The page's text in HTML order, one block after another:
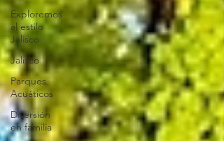
Exploremos
al estilo
Jalisco
Jalisco
Parques
Acuáticos
Diversión
en familia